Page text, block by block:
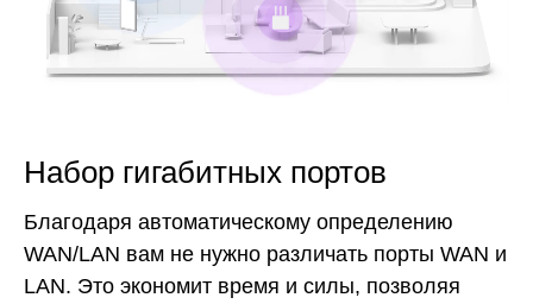
Набор гигабитных портов
Благодаря автоматическому определению
WAN/LAN вам не нужно различать порты WAN и
LAN. Это экономит время и силы, позволяя